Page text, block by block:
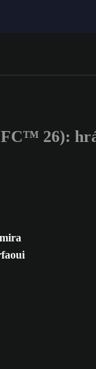
characters or
26):